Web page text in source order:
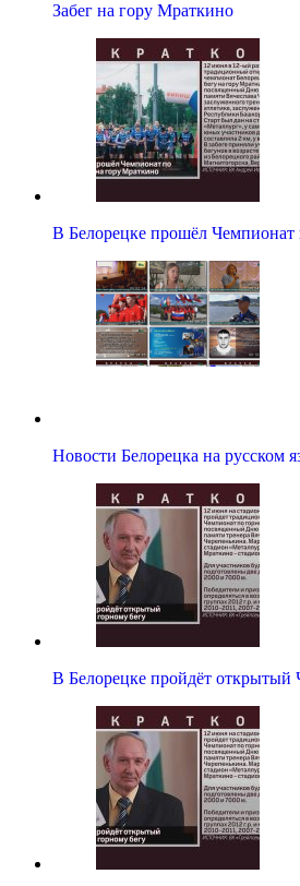
Забег на гору Мраткино
В Белорецке прошёл
Новости Белорецка на русском
В Белорецке пройдёт открытый